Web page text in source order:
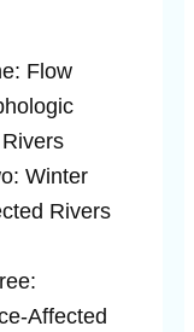
Flow
Winter
Rivers
Affected